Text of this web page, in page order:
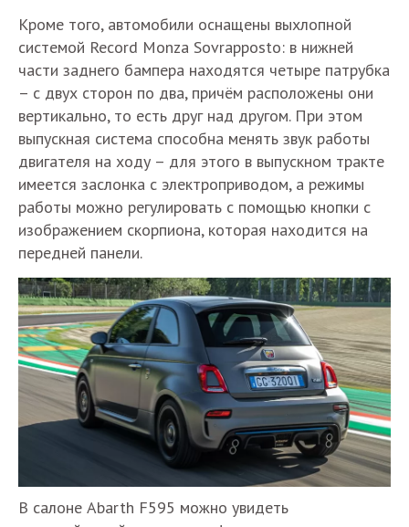
Кроме того, автомобили оснащены выхлопной
системой Record Monza Sovrapposto: в нижней
части заднего бампера находятся четыре патрубка
– с двух сторон по два, причём расположены они
вертикально, то есть друг над другом. При этом
выпускная система способна менять звук работы
двигателя на ходу – для этого в выпускном тракте
имеется заслонка с электроприводом, а режимы
работы можно регулировать с помощью кнопки с
изображением скорпиона, которая находится на
передней панели.
В салоне Abarth F595 можно увидеть